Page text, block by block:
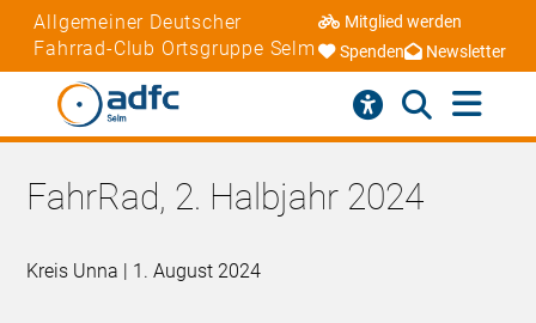
Allgemeiner Deutscher
Fahrrad-Club Ortsgruppe Selm
Mitglied werden
Spenden
Newsletter
FahrRad, 2. Halbjahr 2024
Kreis Unna | 1. August 2024